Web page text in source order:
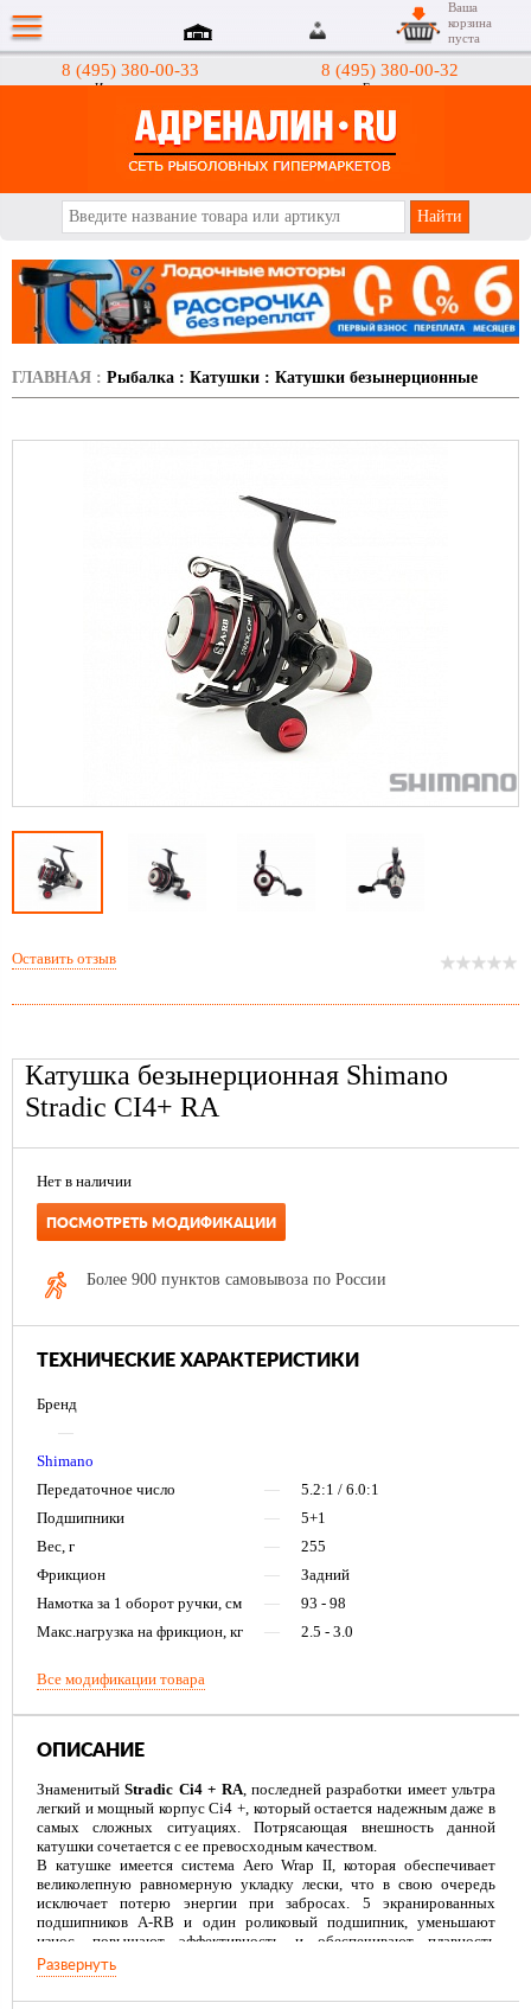
8 (495) 380-00-33
Интернет-магазин
8 (495) 380-00-32
Гипермаркеты
Ваша
корзина
пуста
ГЛАВНАЯ : Рыбалка : Катушки : Катушки безынерционные
Катушка безынерционная Shimano
Stradic CI4+ RA
Нет в наличии
ПОСМОТРЕТЬ МОДИФИКАЦИИ
Более 900 пунктов самовывоза по России
ТЕХНИЧЕСКИЕ ХАРАКТЕРИСТИКИ
Бренд
—
Shimano
Передаточное число
—
5.2:1 / 6.0:1
Подшипники
—
5+1
Вес, г
—
255
Фрикцион
—
Задний
Намотка за 1 оборот ручки, см
—
93 - 98
Макс.нагрузка на фрикцион, кг
— 2.5 - 3.0
Все модификации товара
ОПИСАНИЕ
ЗнаменитыйStradic Ci4 + RА, последней разработки имеет ультра
легкий и мощный корпус Ci4 +, который остается надежным даже в
самых сложных ситуациях. Потрясающая внешность данной
катушки сочетается с ее превосходным качеством.
В катушке имеется система Aero Wrap II, которая обеспечивает
великолепную равномерную укладку лески, что в свою очередь
исключает потерю энергии при забросах. 5 экранированных
подшипников А-RB и один роликовый подшипник, уменьшают
износ, повышают эффективность и обеспечивают плавность
действия. Система Hypergear передает больше мощности от ручки к
ротору. Созданная для жестких допусков, она требует меньше
усилия для получения большего извлекающего леску крутящего
Развернуть
Оставить отзыв